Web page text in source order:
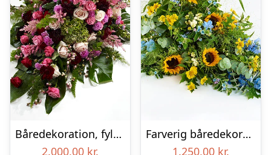
Båredekoration, fyldig – Blomster til begravelse
2.000,00 kr.
Farverig båredekoration i gul og blå – Blomster til begravelse
1.250,00 kr.